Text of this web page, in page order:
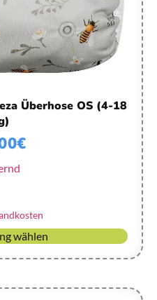
Überhose OS (4-18
€
wählen